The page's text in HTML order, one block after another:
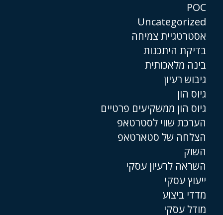
POC
Uncategorized
אסטרטגיית צמיחה
בדיקת היתכנות
בינה מלאכותית
גיבוש רעיון
גיוס הון
גיוס הון ממשקיעים פרטיים
הערכת שווי לסטרטאפ
הצלחה של סטארטאפ
השוק
השראה לרעיון עסקי
ייעוץ עסקי
מדדי ביצוע
מודל עסקי